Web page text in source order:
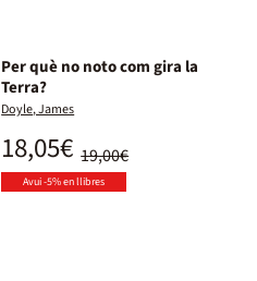
Per què no noto com gira la
Terra?
Doyle, James
19,00€
18,05€
Avui -5% en llibres